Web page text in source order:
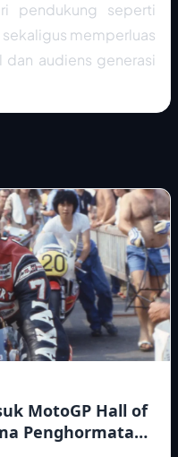
pendukung seperti
memperluas
dan audiens generasi
MotoGP Hall of
Penghormatan